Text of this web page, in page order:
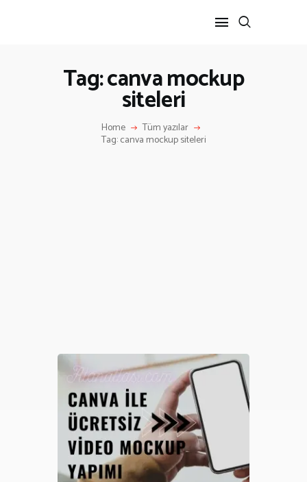
Tag: canva mockup
siteleri
Home Tüm yazılar
Tag: canva mockup siteleri
ANA SAYFA
İLETIŞIM